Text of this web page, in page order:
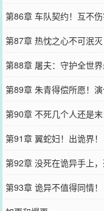
第86章 车队契约！互不伤
第87章 热忱之心不可泯灭
第88章 屠夫：守护全世界
第89章 朱青得偿所愿！演
第90章 不死几个人还是末
第91章 翼蛇妇！出诡界！
第92章 没死在诡异手上，
第93章 诡异不值得同情！